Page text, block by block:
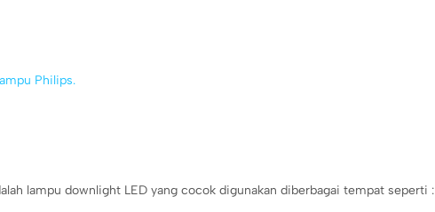
Philips.
lampu downlight LED yang cocok digunakan diberbagai tempat seperti :